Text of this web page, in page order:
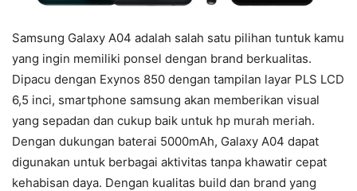
Samsung Galaxy A04 adalah salah satu pilihan tuntuk kamu
yang ingin memiliki ponsel dengan brand berkualitas.
Dipacu dengan Exynos 850 dengan tampilan layar PLS LCD
6,5 inci, smartphone samsung akan memberikan visual
yang sepadan dan cukup baik untuk hp murah meriah.
Dengan dukungan baterai 5000mAh, Galaxy A04 dapat
digunakan untuk berbagai aktivitas tanpa khawatir cepat
kehabisan daya. Dengan kualitas build dan brand yang